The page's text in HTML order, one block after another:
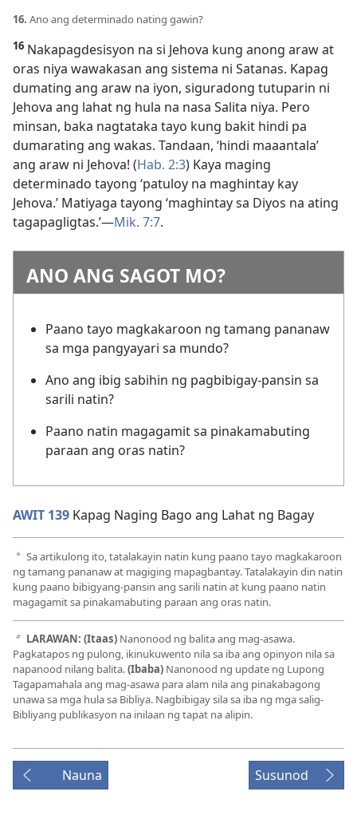
16. Ano ang determinado nating gawin?
16 Nakapagdesisyon na si Jehova kung anong araw at
oras niya wawakasan ang sistema ni Satanas. Kapag
dumating ang araw na iyon, siguradong tutuparin ni
Jehova ang lahat ng hula na nasa Salita niya. Pero
minsan, baka nagtataka tayo kung bakit hindi pa
dumarating ang wakas. Tandaan, ‘hindi maaantala’
ang araw ni Jehova! (Hab. 2:3) Kaya maging
determinado tayong ‘patuloy na maghintay kay
Jehova.’ Matiyaga tayong ‘maghintay sa Diyos na ating
tagapagligtas.’—Mik. 7:7.
ANO ANG SAGOT MO?
Paano tayo magkakaroon ng tamang pananaw
sa mga pangyayari sa mundo?
Ano ang ibig sabihin ng pagbibigay-pansin sa
sarili natin?
Paano natin magagamit sa pinakamabuting
paraan ang oras natin?
AWIT 139 Kapag Naging Bago ang Lahat ng Bagay
a Sa artikulong ito, tatalakayin natin kung paano tayo magkakaroon
ng tamang pananaw at magiging mapagbantay. Tatalakayin din natin
kung paano bibigyang-pansin ang sarili natin at kung paano natin
magagamit sa pinakamabuting paraan ang oras natin.
b LARAWAN: (Itaas) Nanonood ng balita ang mag-asawa.
Pagkatapos ng pulong, ikinukuwento nila sa iba ang opinyon nila sa
napanood nilang balita.(Ibaba) Nanonood ng update ng Lupong
Tagapamahala ang mag-asawa para alam nila ang pinakabagong
unawa sa mga hula sa Bibliya. Nagbibigay sila sa iba ng mga salig-
Bibliyang publikasyon na inilaan ng tapat na alipin.
Nauna Susunod